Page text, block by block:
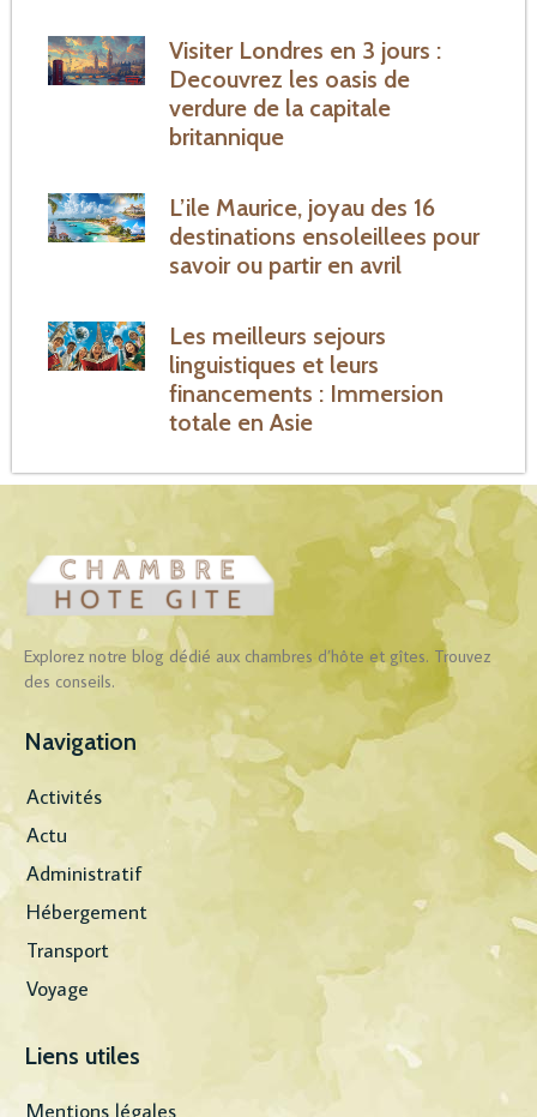
Visiter Londres en 3 jours :
Decouvrez les oasis de
verdure de la capitale
britannique
L’ile Maurice, joyau des 16
destinations ensoleillees pour
savoir ou partir en avril
Les meilleurs sejours
linguistiques et leurs
financements : Immersion
totale en Asie
Explorez notre blog dédié aux chambres d’hôte et gîtes. Trouvez
des conseils.
Navigation
Activités
Actu
Administratif
Hébergement
Transport
Voyage
Liens utiles
Mentions légales